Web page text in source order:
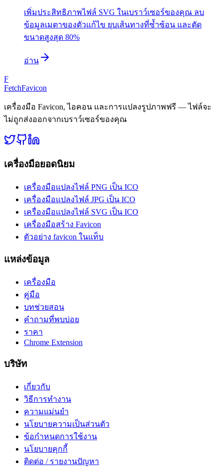
เพิ่มประสิทธิภาพไฟล์ SVG ในเบราว์เซอร์ของคุณ ลบ
ข้อมูลเมตาของตัวแก้ไข ยุบเส้นทางที่ซ้ำซ้อน และตัด
ขนาดสูงสุด 80%
อ่าน
F
FetchFavicon
เครื่องมือ Favicon, ไอคอน และการแปลงรูปภาพฟรี — ไฟล์จะ
ไม่ถูกส่งออกจากเบราว์เซอร์ของคุณ
เครื่องมือยอดนิยม
เครื่องมือแปลงไฟล์ PNG เป็น ICO
เครื่องมือแปลงไฟล์ JPG เป็น ICO
เครื่องมือแปลงไฟล์ SVG เป็น ICO
เครื่องมือสร้าง Favicon
ตัวอย่าง favicon ในแท็บ
แหล่งข้อมูล
เครื่องมือ
คู่มือ
บทช่วยสอน
คำถามที่พบบ่อย
ราคา
Chrome Extension
บริษัท
เกี่ยวกับ
วิธีการทำงาน
ความแม่นยำ
นโยบายความเป็นส่วนตัว
ข้อกำหนดการใช้งาน
นโยบายคุกกี้
ติดต่อ / รายงานปัญหา